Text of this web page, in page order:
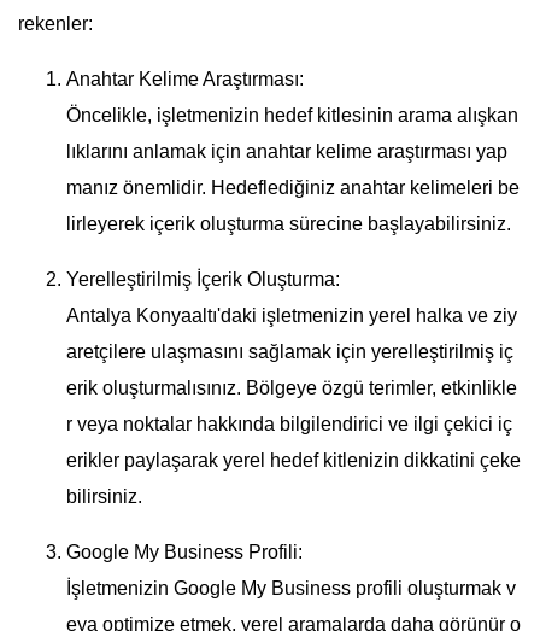
rekenler:
Anahtar Kelime Araştırması:
Öncelikle, işletmenizin hedef kitlesinin arama alışkan
lıklarını anlamak için anahtar kelime araştırması yap
manız önemlidir. Hedeflediğiniz anahtar kelimeleri be
lirleyerek içerik oluşturma sürecine başlayabilirsiniz.
Yerelleştirilmiş İçerik Oluşturma:
Antalya Konyaaltı'daki işletmenizin yerel halka ve ziy
aretçilere ulaşmasını sağlamak için yerelleştirilmiş iç
erik oluşturmalısınız. Bölgeye özgü terimler, etkinlikle
r veya noktalar hakkında bilgilendirici ve ilgi çekici iç
erikler paylaşarak yerel hedef kitlenizin dikkatini çeke
bilirsiniz.
Google My Business Profili:
İşletmenizin Google My Business profili oluşturmak v
eya optimize etmek, yerel aramalarda daha görünür o